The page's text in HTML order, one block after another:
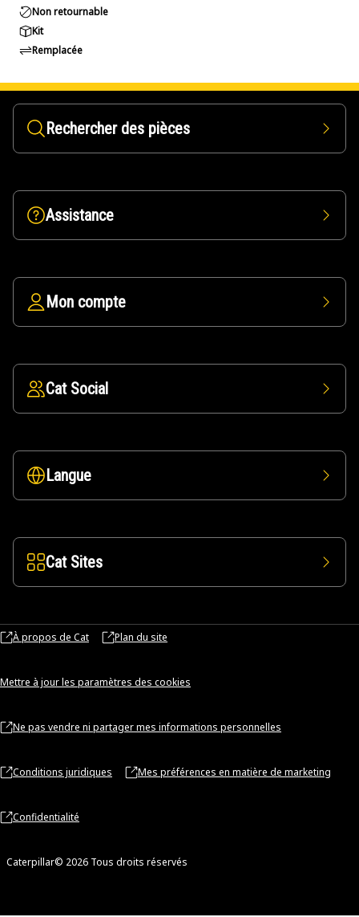
Non retournable
Kit
Remplacée
Rechercher des pièces
Assistance
Mon compte
Cat Social
Langue
Cat Sites
À propos de Cat Plan du site
Mettre à jour les paramètres des cookies
Ne pas vendre ni partager mes informations personnelles
Conditions juridiques Mes préférences en matière de marketing
Confidentialité
Caterpillar© 2026 Tous droits réservés